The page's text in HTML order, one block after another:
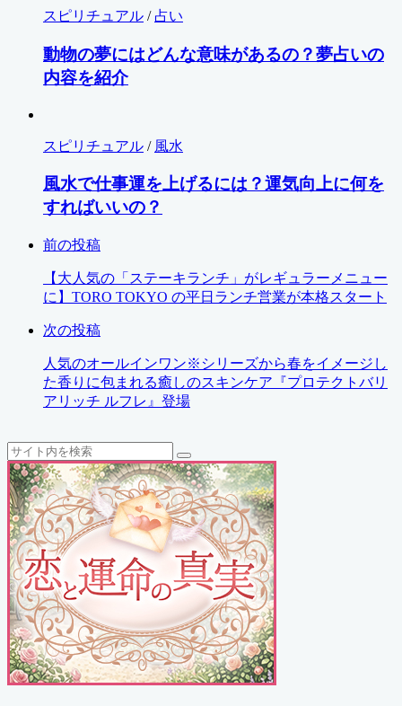
スピリチュアル / 占い
動物の夢にはどんな意味があるの？夢占いの
内容を紹介
スピリチュアル / 風水
風水で仕事運を上げるには？運気向上に何を
すればいいの？
前の投稿
【大人気の「ステーキランチ」がレギュラーメニュー
に】TORO TOKYO の平日ランチ営業が本格スタート
次の投稿
人気のオールインワン※シリーズから春をイメージし
た香りに包まれる癒しのスキンケア『プロテクトバリ
アリッチ ルフレ』登場
検
索
検
索